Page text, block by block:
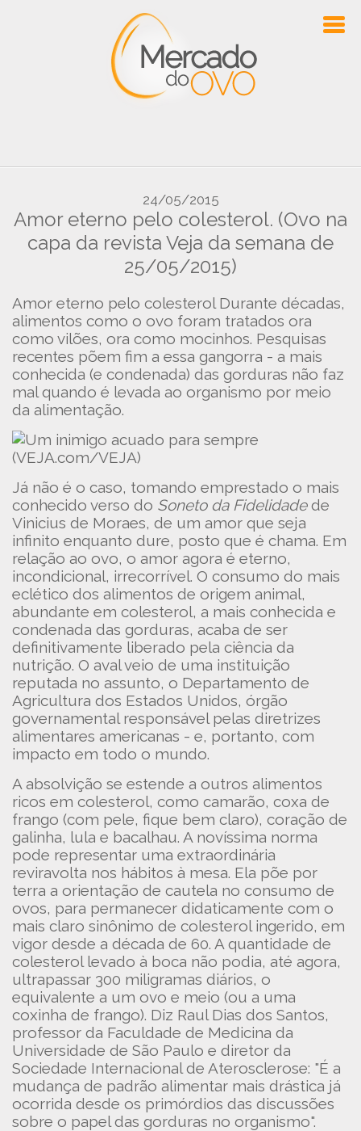
24/05/2015
Amor eterno pelo colesterol. (Ovo na
capa da revista Veja da semana de
25/05/2015)
Amor eterno pelo colesterol Durante décadas,
alimentos como o ovo foram tratados ora
como vilões, ora como mocinhos. Pesquisas
recentes põem fim a essa gangorra - a mais
conhecida (e condenada) das gorduras não faz
mal quando é levada ao organismo por meio
da alimentação.
(VEJA.com/VEJA)
Já não é o caso, tomando emprestado o mais
conhecido verso do Soneto da Fidelidadede
Vinicius de Moraes, de um amor que seja
infinito enquanto dure, posto que é chama. Em
relação ao ovo, o amor agora é eterno,
incondicional, irrecorrível. O consumo do mais
eclético dos alimentos de origem animal,
abundante em colesterol, a mais conhecida e
condenada das gorduras, acaba de ser
definitivamente liberado pela ciência da
nutrição. O aval veio de uma instituição
reputada no assunto, o Departamento de
Agricultura dos Estados Unidos, órgão
governamental responsável pelas diretrizes
alimentares americanas - e, portanto, com
impacto em todo o mundo.
A absolvição se estende a outros alimentos
ricos em colesterol, como camarão, coxa de
frango (com pele, fique bem claro), coração de
galinha, lula e bacalhau. A novíssima norma
pode representar uma extraordinária
reviravolta nos hábitos à mesa. Ela põe por
terra a orientação de cautela no consumo de
ovos, para permanecer didaticamente com o
mais claro sinônimo de colesterol ingerido, em
vigor desde a década de 60. A quantidade de
colesterol levado à boca não podia, até agora,
ultrapassar 300 miligramas diários, o
equivalente a um ovo e meio (ou a uma
coxinha de frango). Diz Raul Dias dos Santos,
professor da Faculdade de Medicina da
Universidade de São Paulo e diretor da
Sociedade Internacional de Aterosclerose: "É a
mudança de padrão alimentar mais drástica já
ocorrida desde os primórdios das discussões
sobre o papel das gorduras no organismo".